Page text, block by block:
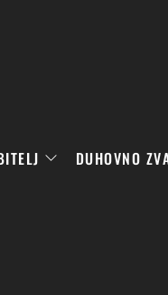
DUHOVNO